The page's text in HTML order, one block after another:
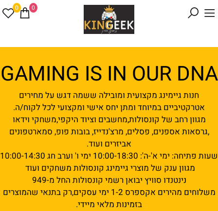
0 0
GAMING IS IN OUR DNA
חנות גיימינג מקצועית ומובילה ששמה דגש על מחירים
אטרקטיביים במיוחד ומתן יחס אישי ומקצועי לכל לקוח/ה.
מגוון רחב של קונסולות,מחשבים וציוד היקפי,משחקי וידאו
,גרסאות אספנים, פסלים, מרצ'נדייז, בובות פופ, סמארטפונים
אביזרים ועוד.
שעות פתיחה: ימי א'-ה': 10:00-18:30 ימי ו' וערב חג 10:00-14:30
מגוון ענק של מוצרי גיימינג קונסולות משחקים ועוד
נינטנדו סוויץ יבואן רשמי קונסולות החל מ-949
משלוחים מהירים אקספרס 1-2 ימי עסקים,רק בתנאי שהמוצרים
בזמינות מלאי מיידי.